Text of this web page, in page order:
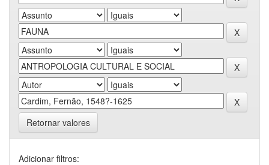
Retornar valores
Adicionar filtros: